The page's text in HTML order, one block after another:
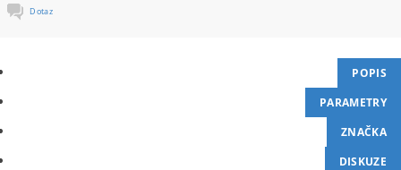
Dotaz
POPIS
PARAMETRY
ZNAČKA
DISKUZE